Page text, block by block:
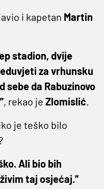
i kapetan Martin
stadion, dvije
za vrhunsku
sebe da Rabuzinovo
, rekao je Zlomislić.
je teško bilo
Ali bio bih
taj osjećaj.”